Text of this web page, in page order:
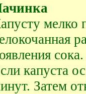
мелко
сока.
капуста
Затем